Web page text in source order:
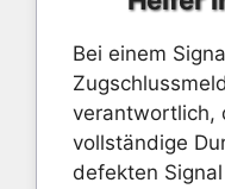
Bei einem
verantwortlich,
vollständige
defekten